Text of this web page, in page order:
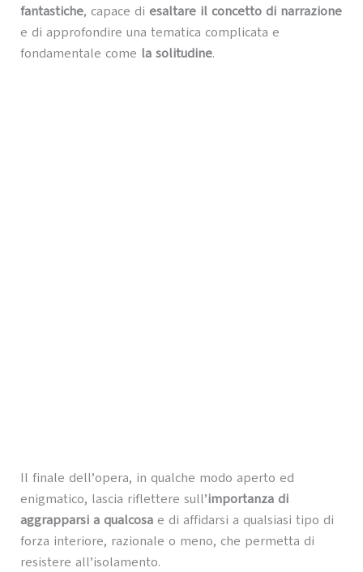
fantastiche, capace di esaltare il concetto di narrazione
e di approfondire una tematica complicata e
fondamentale come la solitudine.
Il finale dell’opera, in qualche modo aperto ed
enigmatico, lascia riflettere sull’importanza di
aggrapparsi a qualcosae di affidarsi a qualsiasi tipo di
forza interiore, razionale o meno, che permetta di
resistere all’isolamento.